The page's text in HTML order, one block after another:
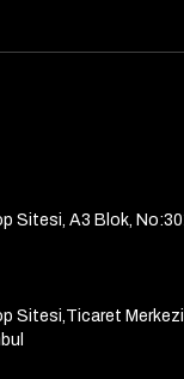
Sitesi, A3 Blok,
Sitesi,Ticaret Merkezi